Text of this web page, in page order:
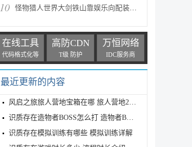
10 怪物猎人世界大剑铁山靠娱乐向配装分享
在线工具
代码格式化等
高防CDN
T级 防护
万恒网络
IDC服务商
最近更新的内容
风启之旅旅人营地宝箱在哪 旅人营地2个宝箱位置介绍
识质存在造物者BOSS怎么打 造物者BOSS打法介绍
识质存在模拟训练有哪些 模拟训练详解